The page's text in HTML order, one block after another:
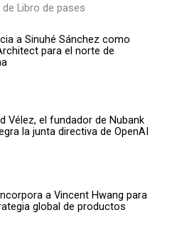
Libro de pases
a Sinuhé Sánchez como
para el norte de
Vélez, el fundador de Nubank
la junta directiva de OpenAI
a Vincent Hwang para
global de productos